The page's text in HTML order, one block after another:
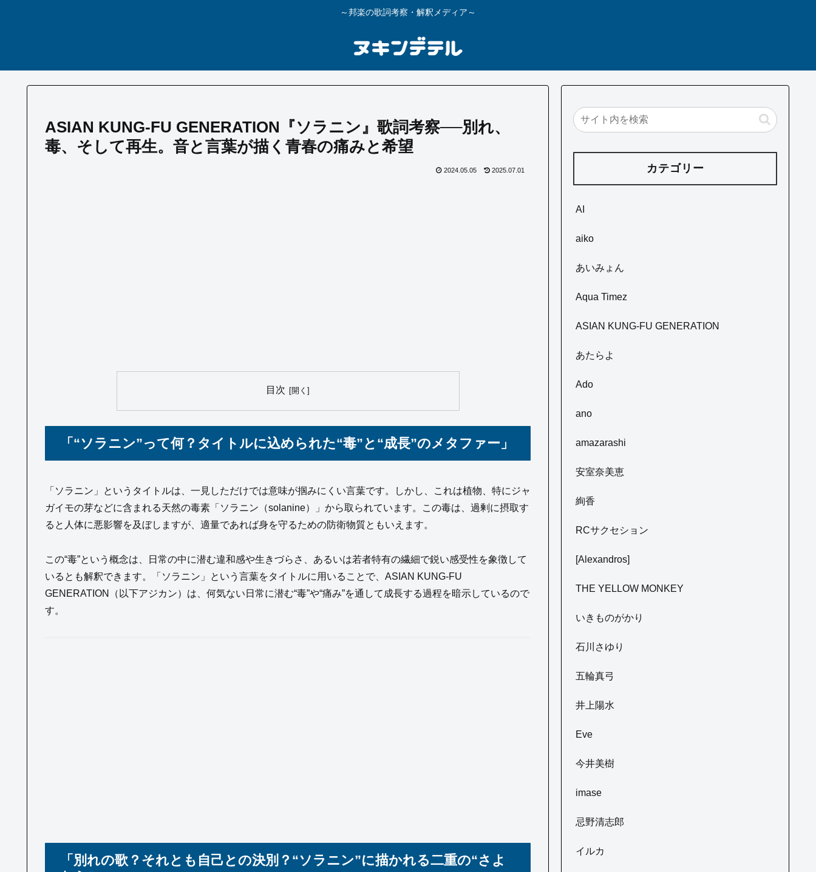
～邦楽の歌詞考察・解釈メディア～
ASIAN KUNG-FU GENERATION『ソラニン』歌詞考察──別れ、
毒、そして再生。音と言葉が描く青春の痛みと希望
2024.05.05 2025.07.01
目次
「“ソラニン”って何？タイトルに込められた“毒”と“成長”のメタファー」
「ソラニン」というタイトルは、一見しただけでは意味が掴みにくい言葉です。しかし、これは植物、特にジャ
ガイモの芽などに含まれる天然の毒素「ソラニン（solanine）」から取られています。この毒は、過剰に摂取す
ると人体に悪影響を及ぼしますが、適量であれば身を守るための防衛物質ともいえます。
この“毒”という概念は、日常の中に潜む違和感や生きづらさ、あるいは若者特有の繊細で鋭い感受性を象徴して
いるとも解釈できます。「ソラニン」という言葉をタイトルに用いることで、ASIAN KUNG-FU
GENERATION（以下アジカン）は、何気ない日常に潜む“毒”や“痛み”を通して成長する過程を暗示しているので
す。
「別れの歌？それとも自己との決別？“ソラニン”に描かれる二重の“さよ
カテゴリー
AI
aiko
あいみょん
Aqua Timez
ASIAN KUNG-FU GENERATION
あたらよ
Ado
ano
amazarashi
安室奈美恵
絢香
RCサクセション
[Alexandros]
THE YELLOW MONKEY
いきものがかり
石川さゆり
五輪真弓
井上陽水
Eve
今井美樹
imase
忌野清志郎
イルカ